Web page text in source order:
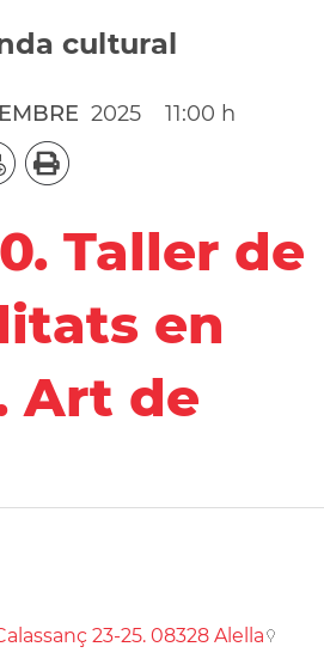
cultural
2025 11:00 h
Taller de
en
Art de
23-25. 08328 Alella